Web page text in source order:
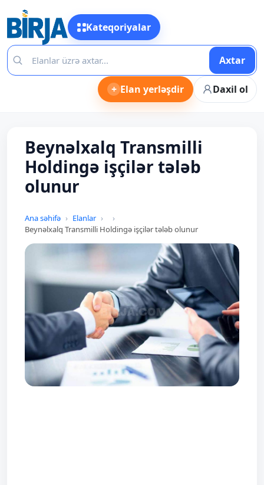
Kateqoriyalar
Axtar
+ Elan yerləşdir Daxil ol
Beynəlxalq Transmilli
Holdingə işçilər tələb
olunur
Ana səhifə
Elanlar
Beynəlxalq Transmilli Holdingə işçilər tələb olunur